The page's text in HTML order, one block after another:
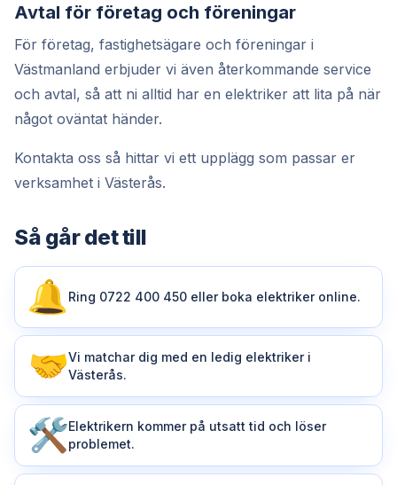
Avtal för företag och föreningar
För företag, fastighetsägare och föreningar i
Västmanland erbjuder vi även återkommande service
och avtal, så att ni alltid har en elektriker att lita på när
något oväntat händer.
Kontakta oss så hittar vi ett upplägg som passar er
verksamhet i Västerås.
Så går det till
Ring 0722 400 450 eller boka elektriker online.
Vi matchar dig med en ledig elektriker i
Västerås.
Elektrikern kommer på utsatt tid och löser
problemet.